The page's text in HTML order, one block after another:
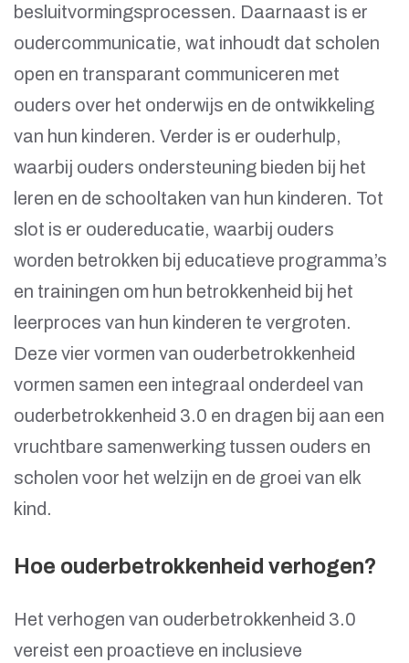
besluitvormingsprocessen. Daarnaast is er
oudercommunicatie, wat inhoudt dat scholen
open en transparant communiceren met
ouders over het onderwijs en de ontwikkeling
van hun kinderen. Verder is er ouderhulp,
waarbij ouders ondersteuning bieden bij het
leren en de schooltaken van hun kinderen. Tot
slot is er oudereducatie, waarbij ouders
worden betrokken bij educatieve programma’s
en trainingen om hun betrokkenheid bij het
leerproces van hun kinderen te vergroten.
Deze vier vormen van ouderbetrokkenheid
vormen samen een integraal onderdeel van
ouderbetrokkenheid 3.0 en dragen bij aan een
vruchtbare samenwerking tussen ouders en
scholen voor het welzijn en de groei van elk
kind.
Hoe ouderbetrokkenheid verhogen?
Het verhogen van ouderbetrokkenheid 3.0
vereist een proactieve en inclusieve